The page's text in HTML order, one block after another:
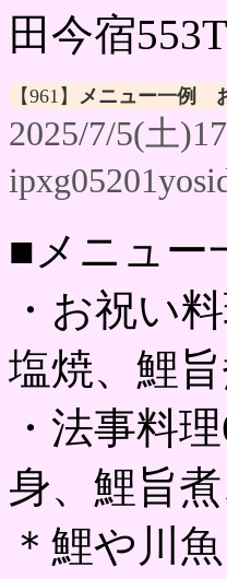
田今宿
【961】 メニュー一例
2025/7/5(土
■メニュー
・お祝い
塩焼、鯉
・法事料
身、鯉旨
＊鯉や川